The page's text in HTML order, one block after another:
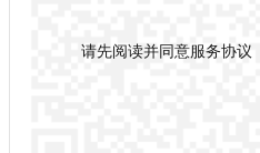
请先阅读并同意服务协议